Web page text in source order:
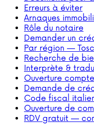
Erreurs à éviter
Arnaques
Rôle du notaire
Demander un
Par région —
Recherche de
Interprète &
Ouverture
Demande de
Code fiscal
Ouverture de
RDV gratuit —